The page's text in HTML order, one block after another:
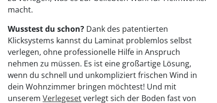
macht.
Wusstest du schon? Dank des patentierten
Klicksystems kannst du Laminat problemlos selbst
verlegen, ohne professionelle Hilfe in Anspruch
nehmen zu müssen. Es ist eine großartige Lösung,
wenn du schnell und unkompliziert frischen Wind in
dein Wohnzimmer bringen möchtest! Und mit
unserem Verlegesetverlegt sich der Boden fast von